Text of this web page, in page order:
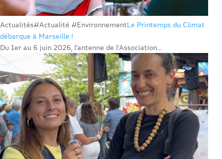
Actualités#Actualité #EnvironnementLe Printemps du Climat
débarque à Marseille !
Du 1er au 6 juin 2026, l’antenne de l’Association...